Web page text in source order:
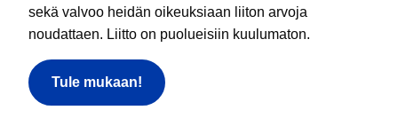
sekä valvoo heidän oikeuksiaan liiton arvoja
noudattaen. Liitto on puolueisiin kuulumaton.
Tule mukaan!